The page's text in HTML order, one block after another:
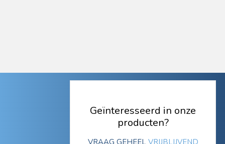
Geïnteresseerd in onze
producten?
VRAAG GEHEEL VRIJBLIJVEND